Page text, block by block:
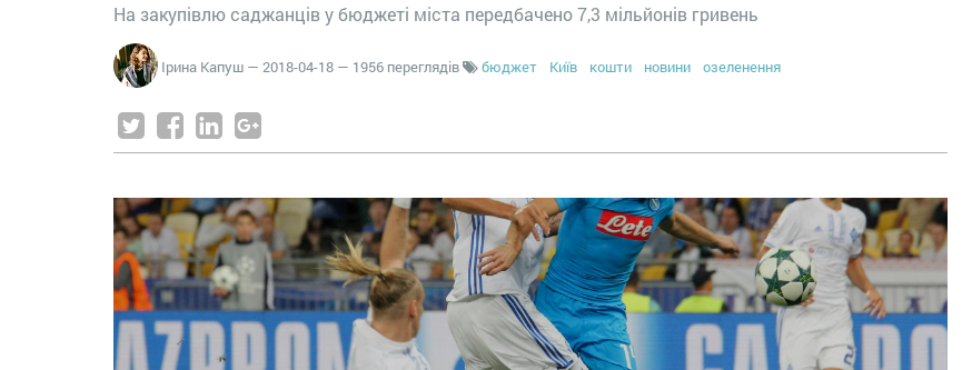
На закупівлю саджанців у бюджеті міста передбачено 7,3 мільйонів гривень
Ірина Капуш — 2018-04-18 — 1956 переглядів бюджет Київ кошти новини озеленення